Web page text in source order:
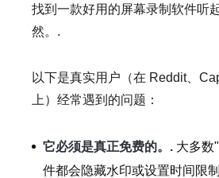
找到一款好用的屏幕录制软件听
然。.
以下是真实用户（在 Reddit、
上）经常遇到的问题：
它必须是真正免费的。. 大多数
件都会隐藏水印或设置时间限